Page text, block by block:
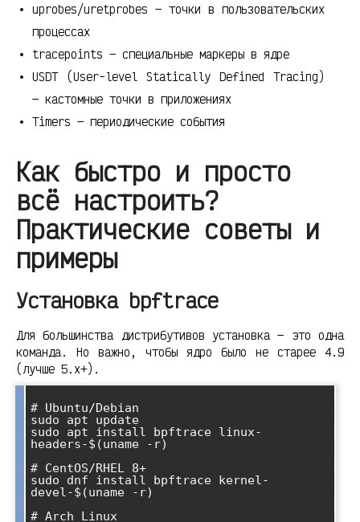
uprobes/uretprobes — точки в пользовательских
процессах
tracepoints — специальные маркеры в ядре
USDT (User-level Statically Defined Tracing)
— кастомные точки в приложениях
Timers — периодические события
Как быстро и просто
всё настроить?
Практические советы и
примеры
Установка bpftrace
Для большинства дистрибутивов установка — это одна
команда. Но важно, чтобы ядро было не старее 4.9
(лучше 5.x+).
# Ubuntu/Debian
sudo apt update
sudo apt install bpftrace linux-
headers-$(uname -r)
# CentOS/RHEL 8+
sudo dnf install bpftrace kernel-
devel-$(uname -r)
# Arch Linux